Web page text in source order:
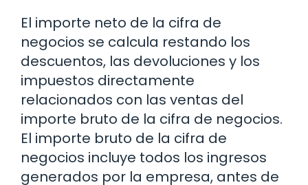
El importe neto de la cifra de
negocios se calcula restando los
descuentos, las devoluciones y los
impuestos directamente
relacionados con las ventas del
importe bruto de la cifra de negocios.
El importe bruto de la cifra de
negocios incluye todos los ingresos
generados por la empresa, antes de